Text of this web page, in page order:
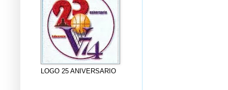
LOGO 25 ANIVERSARIO